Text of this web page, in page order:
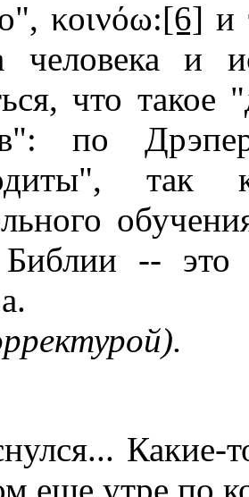
κοινόω:[6] и
человека и
что такое
по
-- это
Какие-